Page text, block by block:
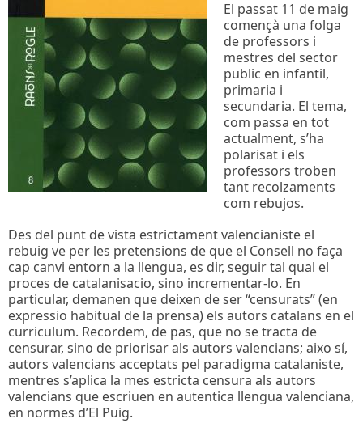
El passat 11 de maig
començà una folga
de professors i
mestres del sector
public en infantil,
primaria i
secundaria. El tema,
com passa en tot
actualment, s’ha
polarisat i els
professors troben
tant recolzaments
com rebujos.
Des del punt de vista estrictament valencianiste el
rebuig ve per les pretensions de que el Consell no faça
cap canvi entorn a la llengua, es dir, seguir tal qual el
proces de catalanisacio, sino incrementar-lo. En
particular, demanen que deixen de ser “censurats” (en
expressio habitual de la prensa) els autors catalans en el
curriculum. Recordem, de pas, que no se tracta de
censurar, sino de priorisar als autors valencians; aixo sí,
autors valencians acceptats pel paradigma catalaniste,
mentres s’aplica la mes estricta censura als autors
valencians que escriuen en autentica llengua valenciana,
en normes d’El Puig.